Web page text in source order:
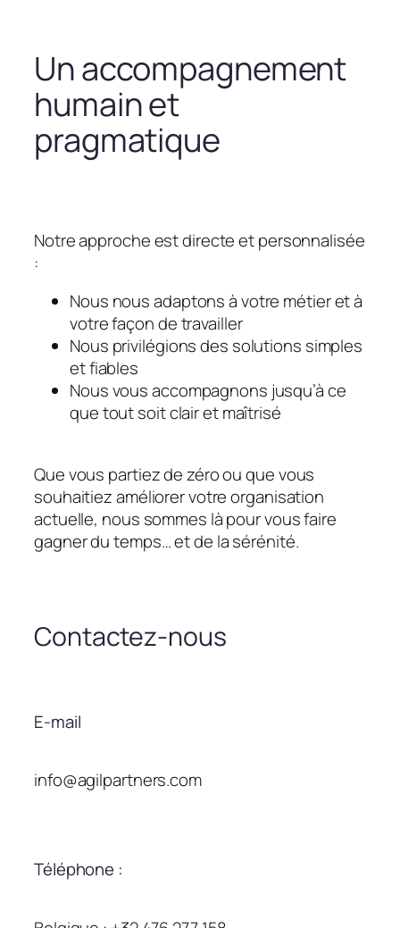
Un accompagnement
humain et
pragmatique
Notre approche est directe et personnalisée
:
Nous nous adaptons à votre métier et à
votre façon de travailler
Nous privilégions des solutions simples
et fiables
Nous vous accompagnons jusqu’à ce
que tout soit clair et maîtrisé
Que vous partiez de zéro ou que vous
souhaitiez améliorer votre organisation
actuelle, nous sommes là pour vous faire
gagner du temps… et de la sérénité.
Contactez-nous
E-mail
info@agilpartners.com
Téléphone :